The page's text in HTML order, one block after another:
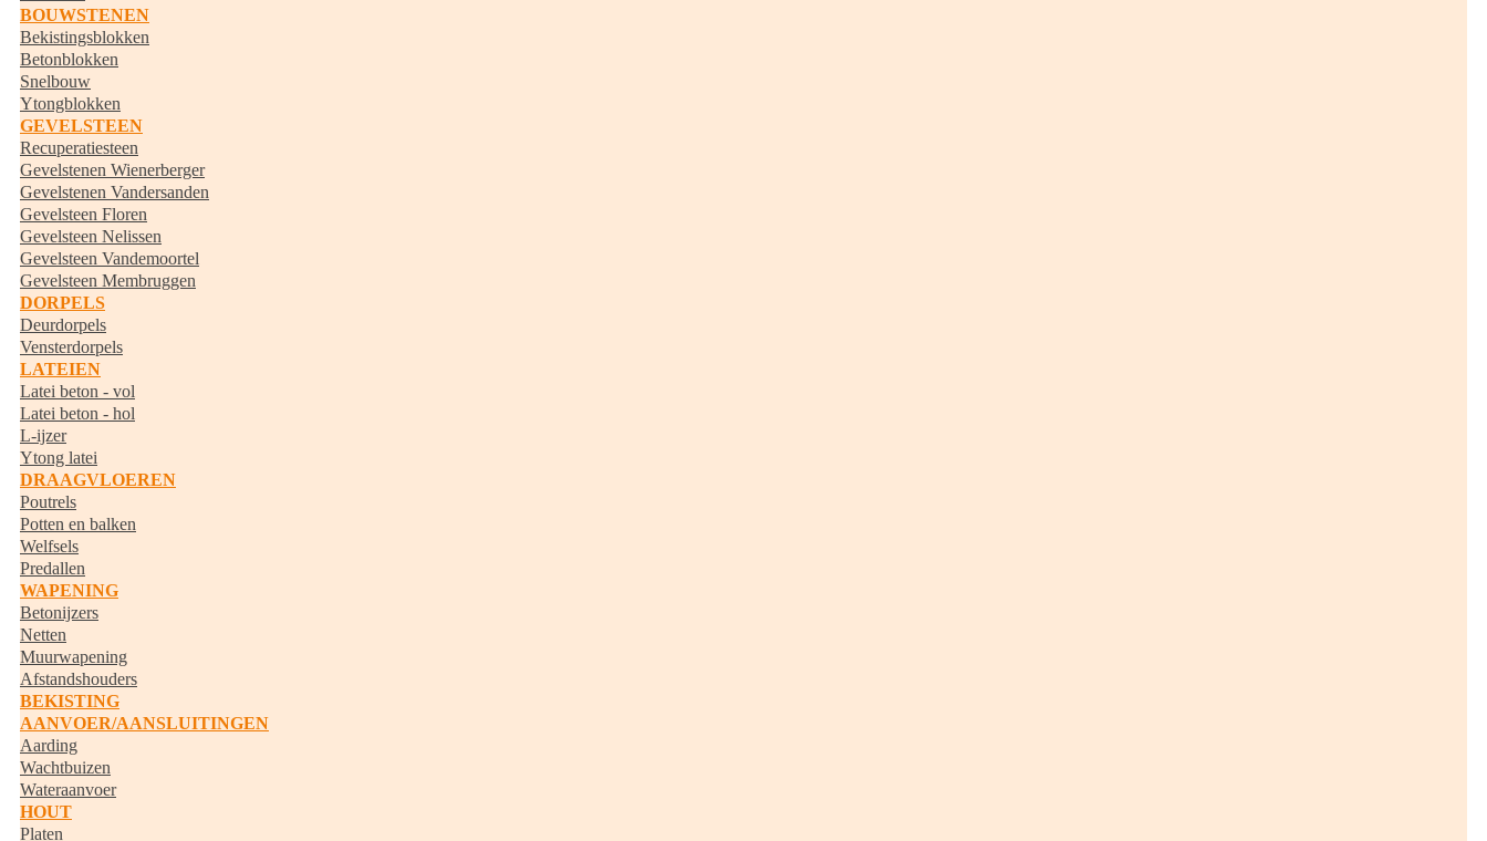
BOUWSTENEN
Bekistingsblokken
Betonblokken
Snelbouw
Ytongblokken
GEVELSTEEN
Recuperatiesteen
Gevelstenen Wienerberger
Gevelstenen Vandersanden
Gevelsteen Floren
Gevelsteen Nelissen
Gevelsteen Vandemoortel
Gevelsteen Membruggen
DORPELS
Deurdorpels
Vensterdorpels
LATEIEN
Latei beton - vol
Latei beton - hol
L-ijzer
Ytong latei
DRAAGVLOEREN
Poutrels
Potten en balken
Welfsels
Predallen
WAPENING
Betonijzers
Netten
Muurwapening
Afstandshouders
BEKISTING
AANVOER/AANSLUITINGEN
Aarding
Wachtbuizen
Wateraanvoer
HOUT
Platen